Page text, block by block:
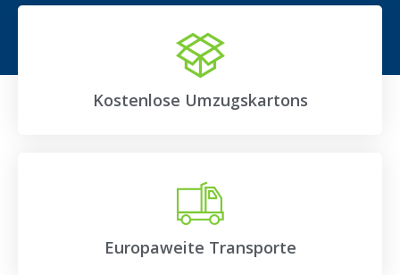
Kostenlose Umzugskartons
Europaweite Transporte